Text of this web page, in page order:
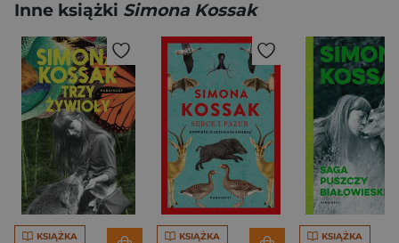
Inne książki Simona Kossak
KSIĄŻKA KSIĄŻKA KSIĄŻKA